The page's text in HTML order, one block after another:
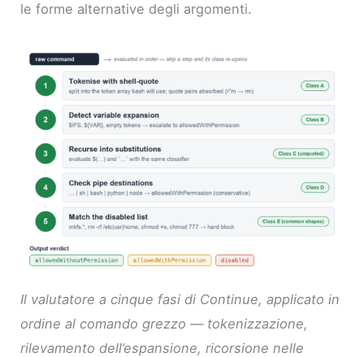
le forme alternative degli argomenti.
Il valutatore a cinque fasi di Continue, applicato in
ordine al comando grezzo — tokenizzazione,
rilevamento dell’espansione, ricorsione nelle